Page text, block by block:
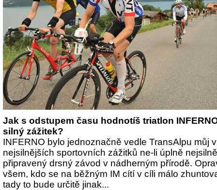
Jak s odstupem času hodnotíš triatlon
silný zážitek?
INFERNO bylo jednoznačně vedle TransAlpu můj
nejsilnějších sportovních zážitků ne-li úplně
připravený drsný závod v nádherným přírodě.
všem, kdo se na běžným IM cítí v cíli málo
tady to bude určitě jinak...